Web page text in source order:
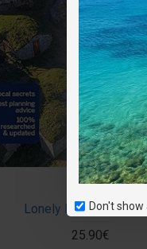
Don't show
Lonely Planet
25.90€